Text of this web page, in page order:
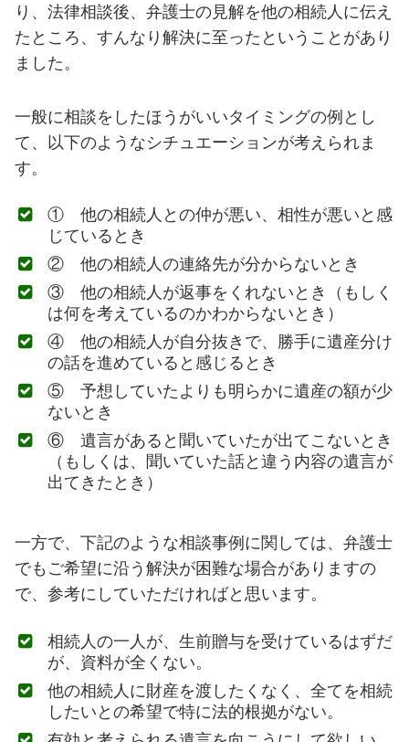
り、法律相談後、弁護士の見解を他の相続人に伝え
たところ、すんなり解決に至ったということがあり
ました。
一般に相談をしたほうがいいタイミングの例とし
て、以下のようなシチュエーションが考えられま
す。
① 他の相続人との仲が悪い、相性が悪いと感
じているとき
② 他の相続人の連絡先が分からないとき
③ 他の相続人が返事をくれないとき（もしく
は何を考えているのかわからないとき）
④ 他の相続人が自分抜きで、勝手に遺産分け
の話を進めていると感じるとき
⑤ 予想していたよりも明らかに遺産の額が少
ないとき
⑥ 遺言があると聞いていたが出てこないとき
（もしくは、聞いていた話と違う内容の遺言が
出てきたとき）
一方で、下記のような相談事例に関しては、弁護士
でもご希望に沿う解決が困難な場合がありますの
で、参考にしていただければと思います。
相続人の一人が、生前贈与を受けているはずだ
が、資料が全くない。
他の相続人に財産を渡したくなく、全てを相続
したいとの希望で特に法的根拠がない。